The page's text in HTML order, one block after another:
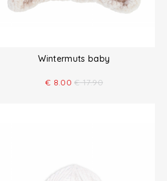
Wintermuts baby
€ 8.00 € 17.90